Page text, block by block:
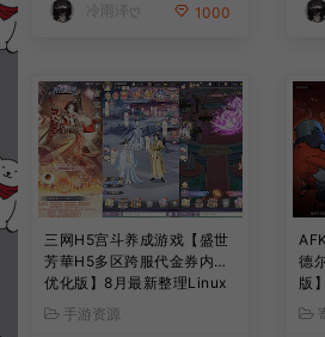
冷雨泽ღ 1000
三网H5宫斗养成游戏【盛世
芳華H5多区跨服代金券内购
优化版】8月最新整理Linux
手工服务端+CDK授权后台
+全资源安卓+详细搭建教程
手游资源
德
版
服
K